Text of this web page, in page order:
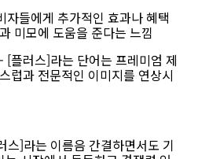
자들에게 추가적인 효과나 혜택
미모에 도움을 준다는 느낌
[플러스]라는 단어는 프레미엄 제
럽과 전문적인 이미지를 연상시
스]라는 이름음 간결하면서도 기